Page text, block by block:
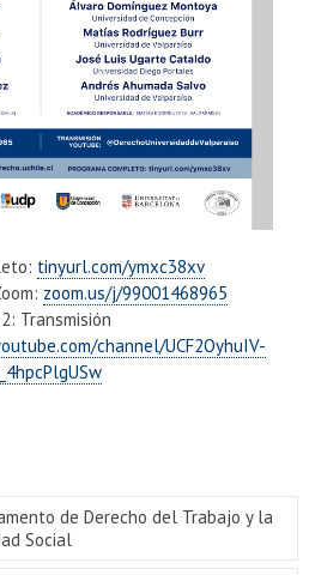
tinyurl.com/ymxc38xv
zoom.us/j/99001468965
Transmisión
channel/UCF2OyhuIV-
de Derecho del Trabajo y la
Social